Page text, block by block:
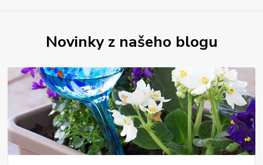
Novinky z našeho blogu